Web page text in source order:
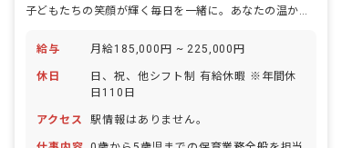
子どもたちの笑顔が輝く毎日を一緒に。あなたの温かい心が活きる、やりがいあふれる保育の仕事です。
給与 月給185,000円 ~ 225,000円
休日
日、祝、他シフト制 有給休暇 ※年間休
日110日
アクセス 駅情報はありません。